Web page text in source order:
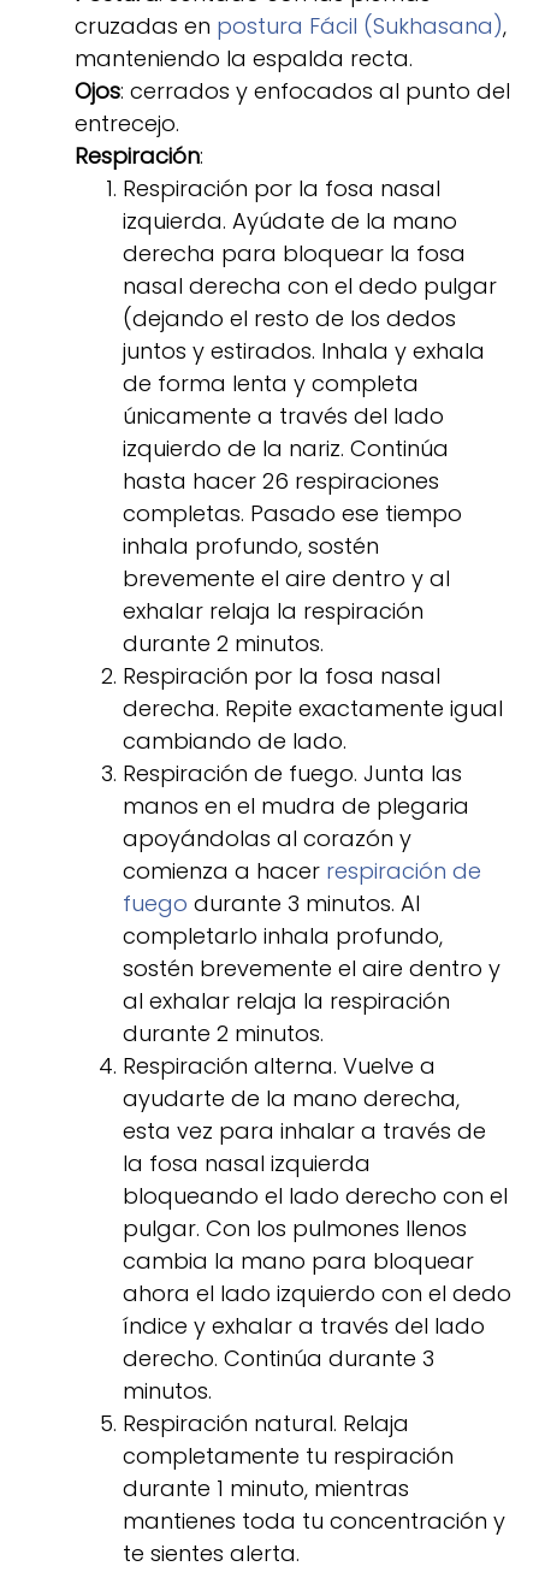
cruzadas en postura Fácil (Sukhasana),
manteniendo la espalda recta.
Ojos: cerrados y enfocados al punto del
entrecejo.
Respiración:
Respiración por la fosa nasal
izquierda. Ayúdate de la mano
derecha para bloquear la fosa
nasal derecha con el dedo pulgar
(dejando el resto de los dedos
juntos y estirados. Inhala y exhala
de forma lenta y completa
únicamente a través del lado
izquierdo de la nariz. Continúa
hasta hacer 26 respiraciones
completas. Pasado ese tiempo
inhala profundo, sostén
brevemente el aire dentro y al
exhalar relaja la respiración
durante 2 minutos.
Respiración por la fosa nasal
derecha. Repite exactamente igual
cambiando de lado.
Respiración de fuego. Junta las
manos en el mudra de plegaria
apoyándolas al corazón y
comienza a hacer respiración de
fuego durante 3 minutos. Al
completarlo inhala profundo,
sostén brevemente el aire dentro y
al exhalar relaja la respiración
durante 2 minutos.
Respiración alterna. Vuelve a
ayudarte de la mano derecha,
esta vez para inhalar a través de
la fosa nasal izquierda
bloqueando el lado derecho con el
pulgar. Con los pulmones llenos
cambia la mano para bloquear
ahora el lado izquierdo con el dedo
índice y exhalar a través del lado
derecho. Continúa durante 3
minutos.
Respiración natural. Relaja
completamente tu respiración
durante 1 minuto, mientras
mantienes toda tu concentración y
te sientes alerta.